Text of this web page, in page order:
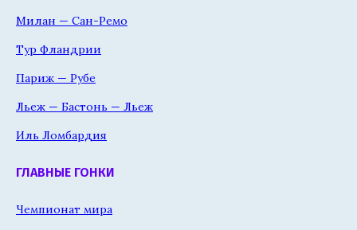
Милан — Сан-Ремо
Тур Фландрии
Париж — Рубе
Льеж — Бастонь — Льеж
Иль Ломбардия
ГЛАВНЫЕ ГОНКИ
Чемпионат мира